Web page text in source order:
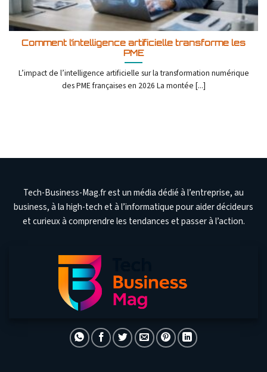
Comment l’intelligence artificielle transforme les
PME
L’impact de l’intelligence artificielle sur la transformation numérique
des PME françaises en 2026 La montée [...]
Tech-Business-Mag.fr est un média dédié à l’entreprise, au
business, à la high-tech et à l’informatique pour aider décideurs
et curieux à comprendre les tendances et passer à l’action.